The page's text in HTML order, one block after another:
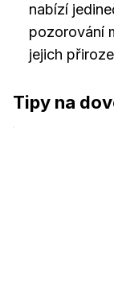
nabízí
pozorování
jejich
Tipy na